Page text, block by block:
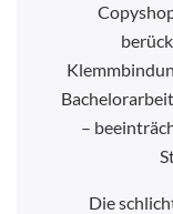
–
Die